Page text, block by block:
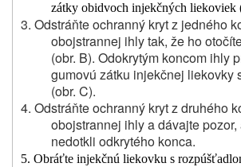
zátky obidvoch injekčných liekoviek
3. Odstráňte ochranný kryt z jedného
obojstrannej ihly tak, že ho
(obr. B). Odokrytým koncom ihly
gumovú zátku injekčnej liekovky
(obr. C).
4. Odstráňte ochranný kryt z druhého
obojstrannej ihly a dávajte pozor,
nedotkli odkrytého konca.
5. Obráťte injekčnú liekovku s